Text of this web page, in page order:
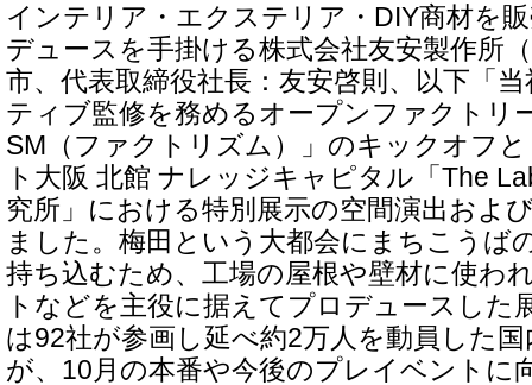
インテリア・エクステリア・DIY商材を
デュースを手掛ける株式会社友安製作所
市、代表取締役社長：友安啓則、以下「
ティブ監修を務めるオープンファクトリ
SM（ファクトリズム）」のキックオフ
ト大阪 北館 ナレッジキャピタル「The
究所」における特別展示の空間演出およ
ました。梅田という大都会にまちこうば
持ち込むため、工場の屋根や壁材に使わ
トなどを主役に据えてプロデュースした
は92社が参画し延べ約2万人を動員した
が、10月の本番や今後のプレイベントに